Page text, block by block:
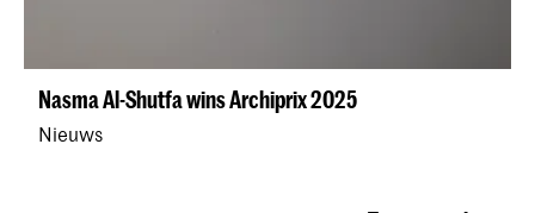
Nasma Al-Shutfa wins Archiprix 2025
Nieuws